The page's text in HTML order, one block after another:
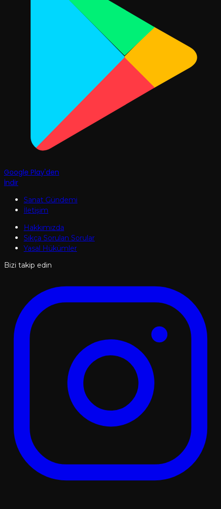
Google Play'den
İndir
Sanat Gündemi
İletişim
Hakkımızda
Sıkça Sorulan Sorular
Yasal Hükümler
Bizi takip edin